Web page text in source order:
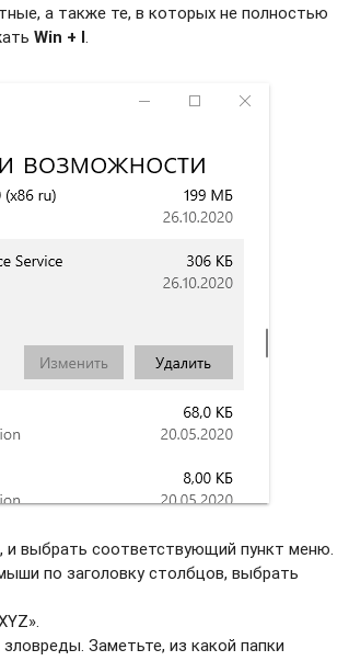
а также те, в которых не полностью
Win + I
выбрать соотвeтствующий пункт меню.
по заголовку столбцов, выбрать
Заметьте, из какой папки